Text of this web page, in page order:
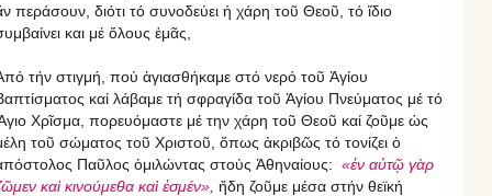
περάσουν, διότι τό συνοδεύει ἡ χάρη τοῦ Θεοῦ, τό ἴδιο
και μέ ὅλους ἐμᾶς,
τήν στιγμή, πού ἁγιασθήκαμε στό νερό τοῦ Ἁγίου
καί λάβαμε τή σφραγίδα τοῦ Ἁγίου Πνεύματος μέ τό
Χρῖσμα, πορευόμαστε μέ την χάρη τοῦ Θεοῦ καί ζοῦμε ὡς
τοῦ σώματος τοῦ Χριστοῦ, ὅπως ἀκριβῶς τό τονίζει ὁ
Παῦλος ὁμιλώντας στούς Ἀθηναίους: «ἐν αὐτῷ γὰρ
καὶ κινούμεθα καὶ ἐσμέν», ἤδη ζοῦμε μέσα στήν θεϊκή